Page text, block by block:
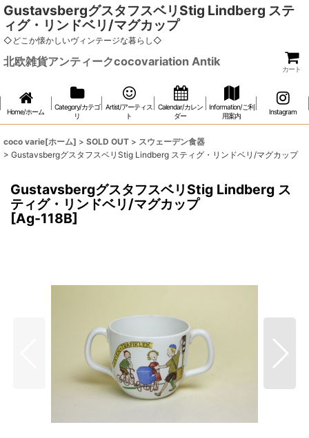
GustavsbergグスタフスベリStig Lindberg ステ
ィグ・リンドベリ/マグカップ
◇どこか懐かしいヴィンテージな暮らし◇
北欧雑貨アンティークcocovariation Antik
カート
Home/ホーム
Category/カテゴ
リ
Artist/アーティス
ト
Calendar/カレン
ダー
Information/ご利
用案内
Instagram
coco varie[ホーム] > SOLD OUT > スウェーデン食器
> GustavsbergグスタフスベリStig Lindberg スティグ・リンドベリ/マグカップ
GustavsbergグスタフスベリStig Lindberg ス
ティグ・リンドベリ/マグカップ
[Ag-118B]